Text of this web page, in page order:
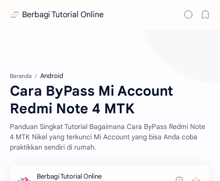
Berbagi Tutorial Online
Beranda Android
Cara ByPass Mi Account
Redmi Note 4 MTK
Panduan Singkat Tutorial Bagaimana Cara ByPass Redmi Note
4 MTK Nikel yang terkunci Mi Account yang bisa Anda coba
praktikkan sendiri di rumah.